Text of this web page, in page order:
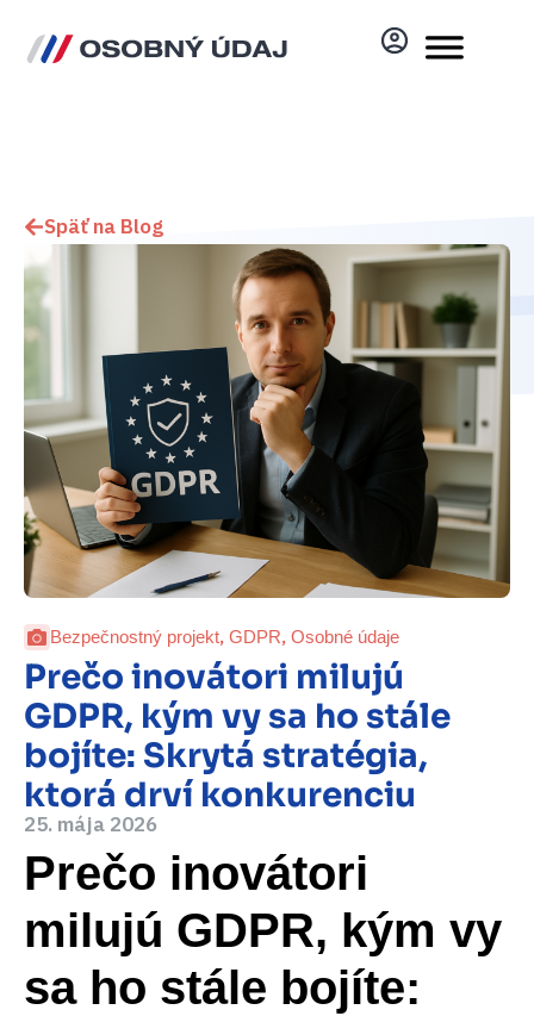
Bezpečnostný projekt, GDPR, Osobné údaje
Prečo inovátori milujú
GDPR, kým vy sa ho stále
bojíte: Skrytá stratégia,
ktorá drví konkurenciu
25. mája 2026
Späť na Blog
Prečo inovátori
milujú GDPR, kým vy
sa ho stále bojíte: